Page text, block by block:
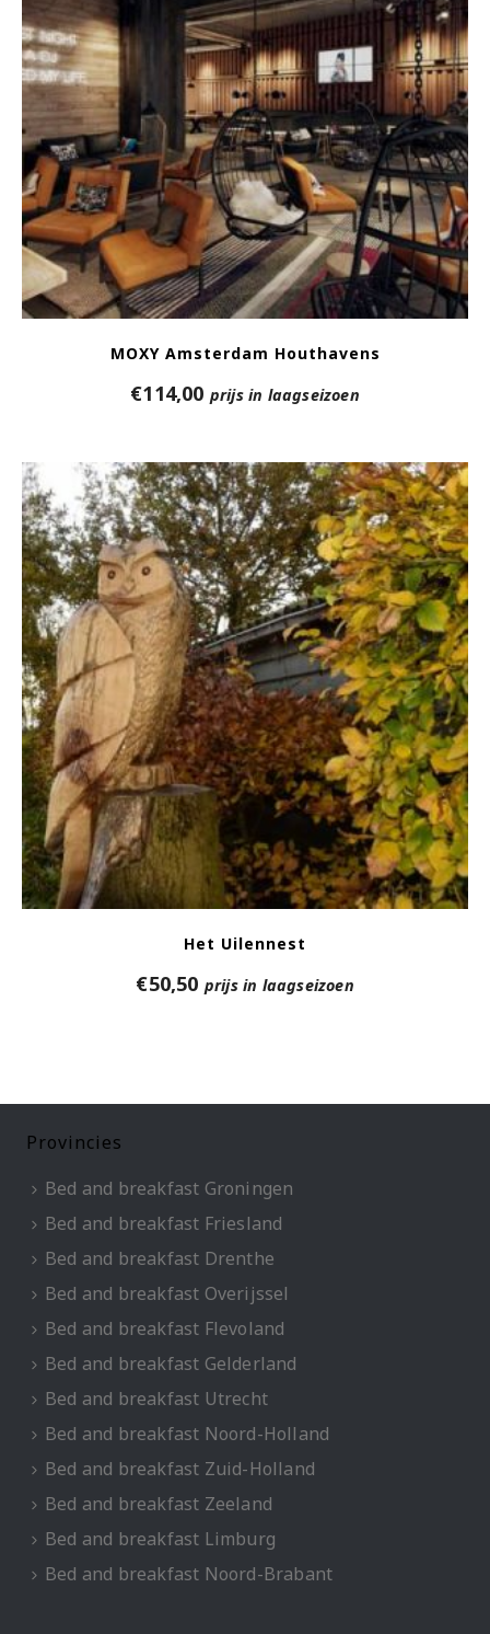
MOXY Amsterdam Houthavens
€114,00 prijs in laagseizoen
Het Uilennest
€50,50 prijs in laagseizoen
Provincies
Bed and breakfast Groningen
Bed and breakfast Friesland
Bed and breakfast Drenthe
Bed and breakfast Overijssel
Bed and breakfast Flevoland
Bed and breakfast Gelderland
Bed and breakfast Utrecht
Bed and breakfast Noord-Holland
Bed and breakfast Zuid-Holland
Bed and breakfast Zeeland
Bed and breakfast Limburg
Bed and breakfast Noord-Brabant